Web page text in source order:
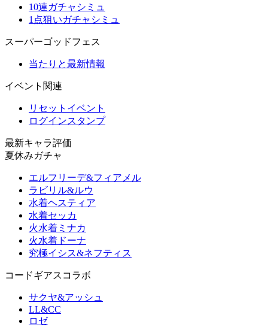
10連ガチャシミュ
1点狙いガチャシミュ
スーパーゴッドフェス
当たりと最新情報
イベント関連
リセットイベント
ログインスタンプ
最新キャラ評価
夏休みガチャ
エルフリーデ&フィアメル
ラビリル&ルウ
水着ヘスティア
水着セッカ
火水着ミナカ
火水着ドーナ
究極イシス&ネフティス
コードギアスコラボ
サクヤ&アッシュ
LL&CC
ロゼ